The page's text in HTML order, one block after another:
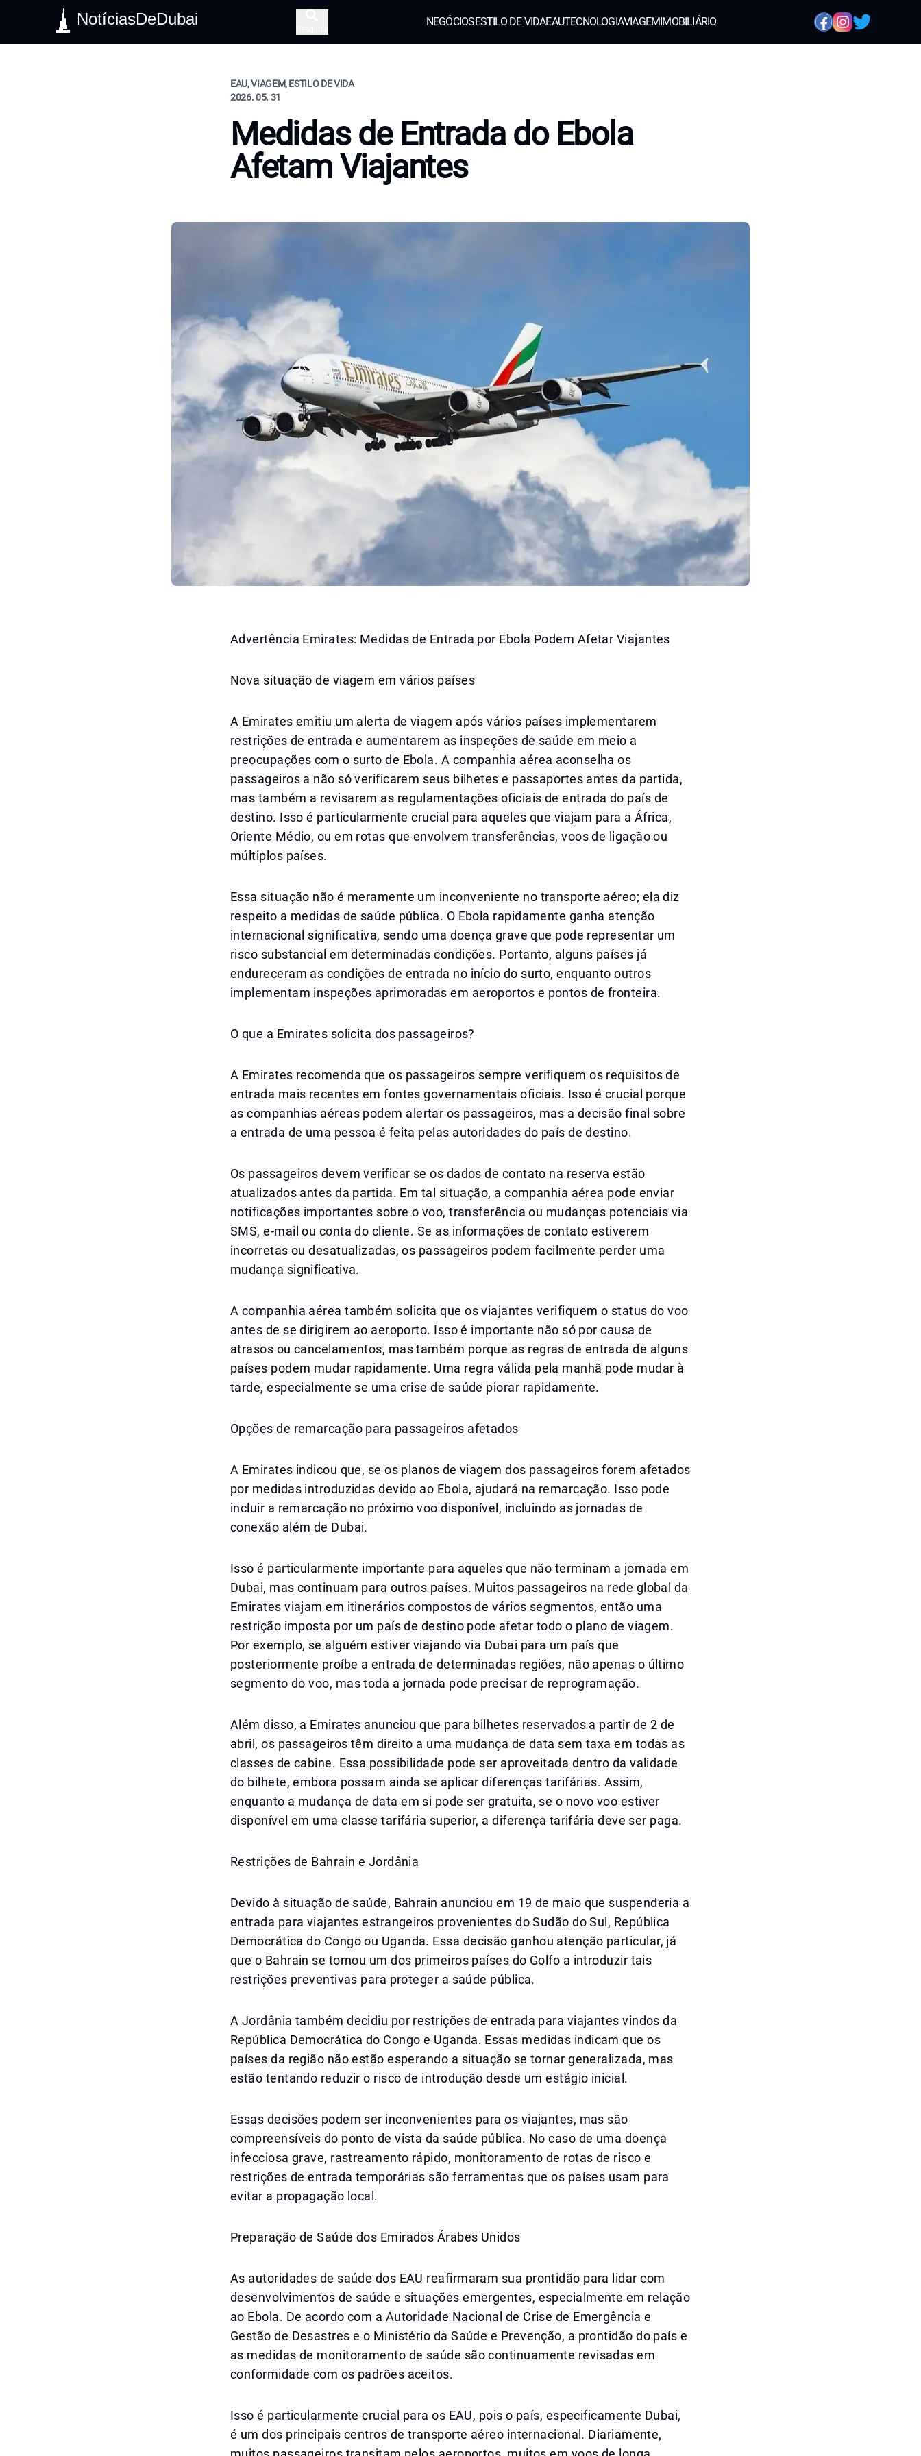
NotíciasDeDubai NEGÓCIOSESTILO DE VIDAEAUTECNOLOGIAVIAGEMIMOBILIÁRIO
EAU, VIAGEM, ESTILO DE VIDA
2026. 05. 31
Medidas de Entrada do Ebola
Afetam Viajantes
Advertência Emirates: Medidas de Entrada por Ebola Podem Afetar Viajantes
Nova situação de viagem em vários países
A Emirates emitiu um alerta de viagem após vários países implementarem
restrições de entrada e aumentarem as inspeções de saúde em meio a
preocupações com o surto de Ebola. A companhia aérea aconselha os
passageiros a não só verificarem seus bilhetes e passaportes antes da partida,
mas também a revisarem as regulamentações oficiais de entrada do país de
destino. Isso é particularmente crucial para aqueles que viajam para a África,
Oriente Médio, ou em rotas que envolvem transferências, voos de ligação ou
múltiplos países.
Essa situação não é meramente um inconveniente no transporte aéreo; ela diz
respeito a medidas de saúde pública. O Ebola rapidamente ganha atenção
internacional significativa, sendo uma doença grave que pode representar um
risco substancial em determinadas condições. Portanto, alguns países já
endureceram as condições de entrada no início do surto, enquanto outros
implementam inspeções aprimoradas em aeroportos e pontos de fronteira.
O que a Emirates solicita dos passageiros?
A Emirates recomenda que os passageiros sempre verifiquem os requisitos de
entrada mais recentes em fontes governamentais oficiais. Isso é crucial porque
as companhias aéreas podem alertar os passageiros, mas a decisão final sobre
a entrada de uma pessoa é feita pelas autoridades do país de destino.
Os passageiros devem verificar se os dados de contato na reserva estão
atualizados antes da partida. Em tal situação, a companhia aérea pode enviar
notificações importantes sobre o voo, transferência ou mudanças potenciais via
SMS, e-mail ou conta do cliente. Se as informações de contato estiverem
incorretas ou desatualizadas, os passageiros podem facilmente perder uma
mudança significativa.
A companhia aérea também solicita que os viajantes verifiquem o status do voo
antes de se dirigirem ao aeroporto. Isso é importante não só por causa de
atrasos ou cancelamentos, mas também porque as regras de entrada de alguns
países podem mudar rapidamente. Uma regra válida pela manhã pode mudar à
tarde, especialmente se uma crise de saúde piorar rapidamente.
Opções de remarcação para passageiros afetados
A Emirates indicou que, se os planos de viagem dos passageiros forem afetados
por medidas introduzidas devido ao Ebola, ajudará na remarcação. Isso pode
incluir a remarcação no próximo voo disponível, incluindo as jornadas de
conexão além de Dubai.
Isso é particularmente importante para aqueles que não terminam a jornada em
Dubai, mas continuam para outros países. Muitos passageiros na rede global da
Emirates viajam em itinerários compostos de vários segmentos, então uma
restrição imposta por um país de destino pode afetar todo o plano de viagem.
Por exemplo, se alguém estiver viajando via Dubai para um país que
posteriormente proíbe a entrada de determinadas regiões, não apenas o último
segmento do voo, mas toda a jornada pode precisar de reprogramação.
Além disso, a Emirates anunciou que para bilhetes reservados a partir de 2 de
abril, os passageiros têm direito a uma mudança de data sem taxa em todas as
classes de cabine. Essa possibilidade pode ser aproveitada dentro da validade
do bilhete, embora possam ainda se aplicar diferenças tarifárias. Assim,
enquanto a mudança de data em si pode ser gratuita, se o novo voo estiver
disponível em uma classe tarifária superior, a diferença tarifária deve ser paga.
Restrições de Bahrain e Jordânia
Devido à situação de saúde, Bahrain anunciou em 19 de maio que suspenderia a
entrada para viajantes estrangeiros provenientes do Sudão do Sul, República
Democrática do Congo ou Uganda. Essa decisão ganhou atenção particular, já
que o Bahrain se tornou um dos primeiros países do Golfo a introduzir tais
restrições preventivas para proteger a saúde pública.
A Jordânia também decidiu por restrições de entrada para viajantes vindos da
República Democrática do Congo e Uganda. Essas medidas indicam que os
países da região não estão esperando a situação se tornar generalizada, mas
estão tentando reduzir o risco de introdução desde um estágio inicial.
Essas decisões podem ser inconvenientes para os viajantes, mas são
compreensíveis do ponto de vista da saúde pública. No caso de uma doença
infecciosa grave, rastreamento rápido, monitoramento de rotas de risco e
restrições de entrada temporárias são ferramentas que os países usam para
evitar a propagação local.
Preparação de Saúde dos Emirados Árabes Unidos
As autoridades de saúde dos EAU reafirmaram sua prontidão para lidar com
desenvolvimentos de saúde e situações emergentes, especialmente em relação
ao Ebola. De acordo com a Autoridade Nacional de Crise de Emergência e
Gestão de Desastres e o Ministério da Saúde e Prevenção, a prontidão do país e
as medidas de monitoramento de saúde são continuamente revisadas em
conformidade com os padrões aceitos.
Isso é particularmente crucial para os EAU, pois o país, especificamente Dubai,
é um dos principais centros de transporte aéreo internacional. Diariamente,